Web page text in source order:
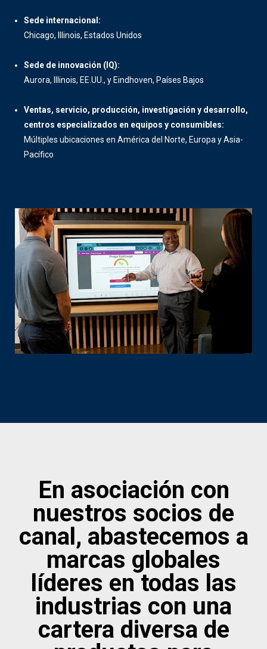
Sede internacional:
Chicago, Illinois, Estados Unidos
Sede de innovación (IQ):
Aurora, Illinois, EE.UU., y Eindhoven, Países Bajos
Ventas, servicio, producción, investigación y desarrollo,
centros especializados en equipos y consumibles:
Múltiples ubicaciones en América del Norte, Europa y Asia-
Pacífico
En asociación con
nuestros socios de
canal, abastecemos a
marcas globales
líderes en todas las
industrias con una
cartera diversa de